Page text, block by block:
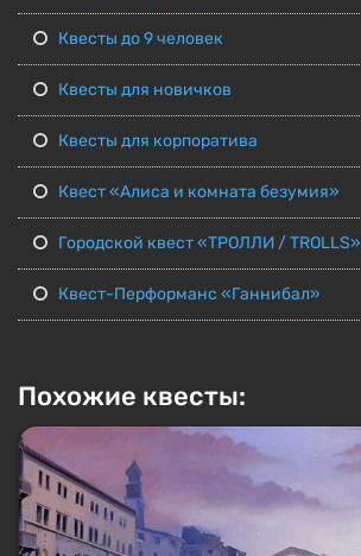
Квесты до 9 человек
Квесты для новичков
Квесты для корпоратива
Квест «Алиса и комната безумия»
Городской квест «ТРОЛЛИ / TROLLS»
Квест-Перформанс «Ганнибал»
Похожие квесты: